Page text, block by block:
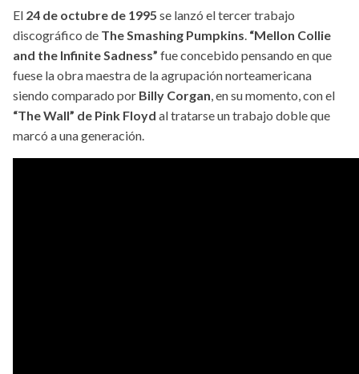
El 24 de octubre de 1995 se lanzó el tercer trabajo
discográfico de The Smashing Pumpkins. “Mellon Collie
and the Infinite Sadness” fue concebido pensando en que
fuese la obra maestra de la agrupación norteamericana
siendo comparado por Billy Corgan, en su momento, con el
“The Wall” de Pink Floyd al tratarse un trabajo doble que
marcó a una generación.